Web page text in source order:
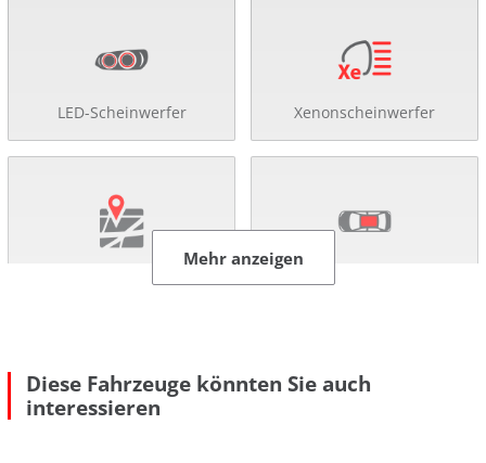
LED-Scheinwerfer Xenonscheinwerfer
Schiebe-/ Panoramadach
Mehr anzeigen
Diese Fahrzeuge könnten Sie auch
interessieren